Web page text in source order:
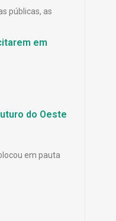
públicas, as
em
do Oeste
em pauta